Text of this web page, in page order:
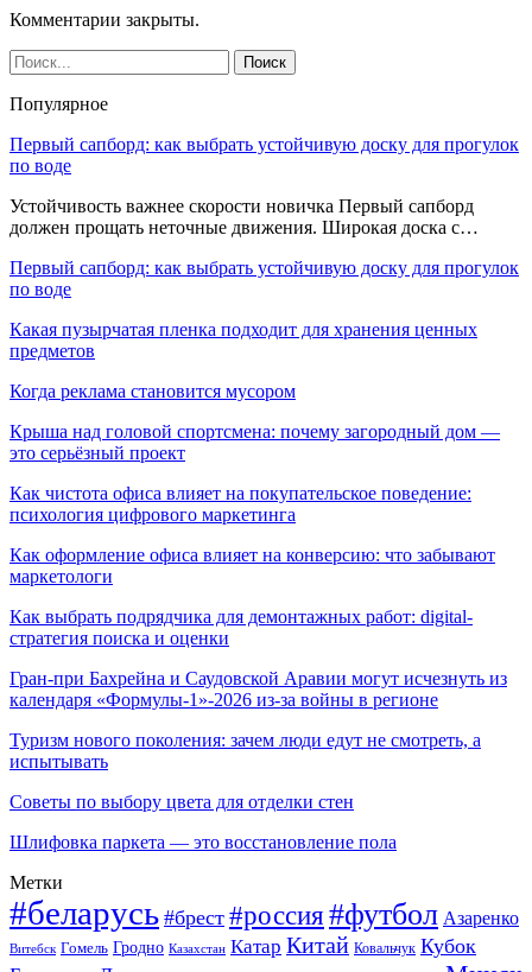
Комментарии закрыты.
Популярное
Первый сапборд: как выбрать устойчивую доску для прогулок
по воде
Устойчивость важнее скорости новичка Первый сапборд
должен прощать неточные движения. Широкая доска с…
Первый сапборд: как выбрать устойчивую доску для прогулок
по воде
Какая пузырчатая пленка подходит для хранения ценных
предметов
Когда реклама становится мусором
Крыша над головой спортсмена: почему загородный дом —
это серьёзный проект
Как чистота офиса влияет на покупательское поведение:
психология цифрового маркетинга
Как оформление офиса влияет на конверсию: что забывают
маркетологи
Как выбрать подрядчика для демонтажных работ: digital-
стратегия поиска и оценки
Гран-при Бахрейна и Саудовской Аравии могут исчезнуть из
календаря «Формулы-1»-2026 из-за войны в регионе
Туризм нового поколения: зачем люди едут не смотреть, а
испытывать
Советы по выбору цвета для отделки стен
Шлифовка паркета — это восстановление пола
Метки
#беларусь #брест #россия#футбол Азаренко
Витебск Гомель Гродно Казахстан Катар Китай Ковальчук Кубок